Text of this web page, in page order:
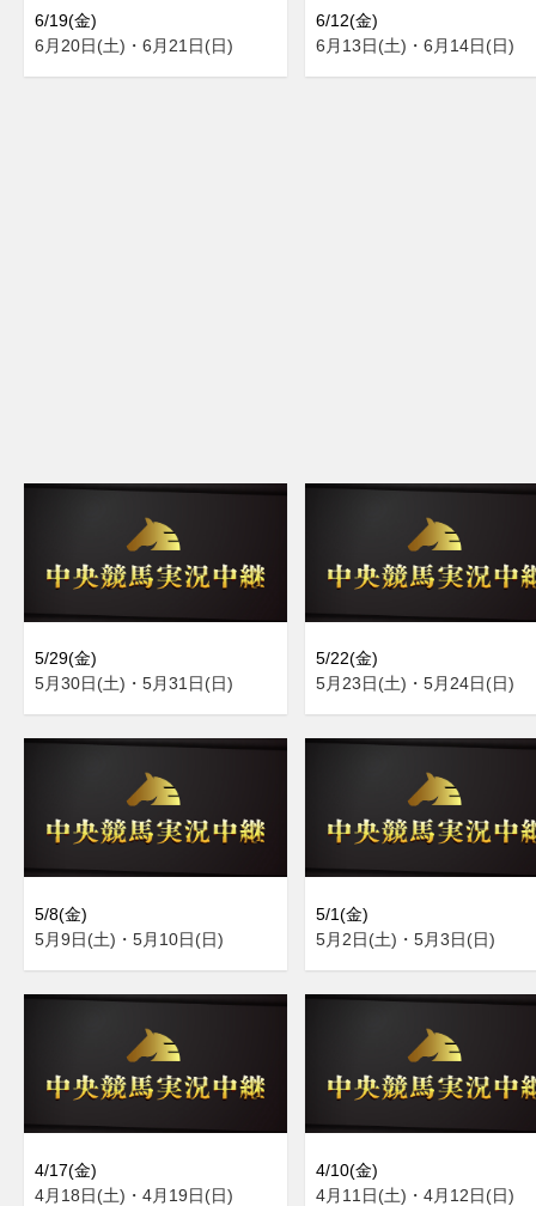
6/19(金)
6月20日(土)・6月21日(日)
6/12(金)
6月13日(土)・6月14日(日)
5/29(金)
5月30日(土)・5月31日(日)
5/22(金)
5月23日(土)・5月24日(日)
5/8(金)
5月9日(土)・5月10日(日)
5/1(金)
5月2日(土)・5月3日(日)
4/17(金)
4月18日(土)・4月19日(日)
4/10(金)
4月11日(土)・4月12日(日)